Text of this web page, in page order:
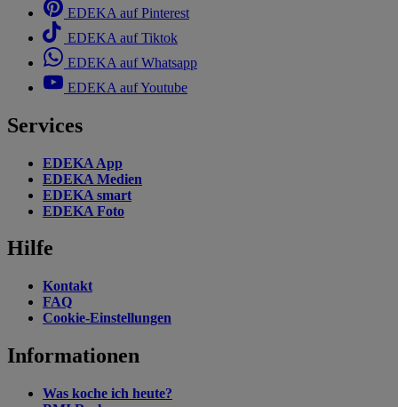
EDEKA auf Pinterest
EDEKA auf Tiktok
EDEKA auf Whatsapp
EDEKA auf Youtube
Services
EDEKA App
EDEKA Medien
EDEKA smart
EDEKA Foto
Hilfe
Kontakt
FAQ
Cookie-Einstellungen
Informationen
Was koche ich heute?